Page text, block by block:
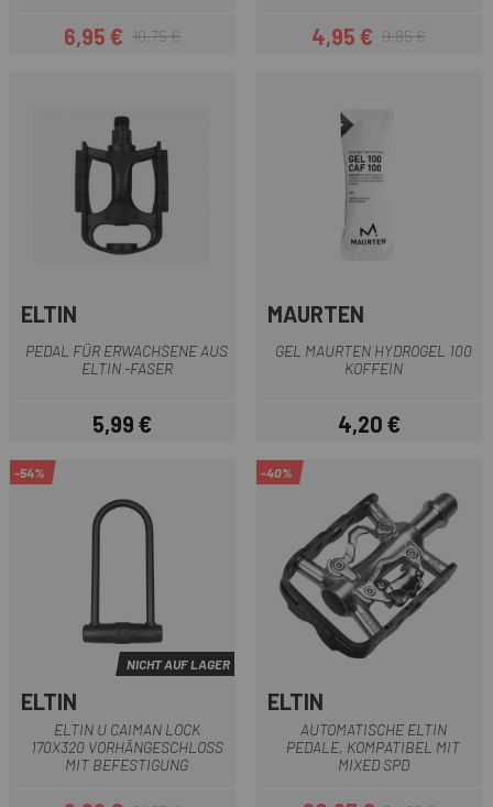
Preis
6,95 €Regulärer Preis
10,75 €
Preis
4,95 €Regulärer Preis
9,85 €
ELTIN
PEDAL FÜR ERWACHSENE AUS
ELTIN -FASER
Preis
5,99 €
MAURTEN
GEL MAURTEN HYDROGEL 100
KOFFEIN
Preis
4,20 €
-54%
NICHT AUF LAGER
ELTIN
ELTIN U CAIMAN LOCK
170X320 VORHÄNGESCHLOSS
MIT BEFESTIGUNG
-40%
ELTIN
AUTOMATISCHE ELTIN
PEDALE, KOMPATIBEL MIT
MIXED SPD